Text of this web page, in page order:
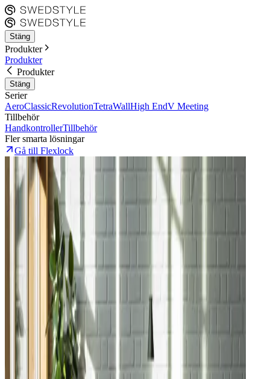
Stäng
Produkter
Produkter
Produkter
Stäng
Serier
AeroClassicRevolutionTetraWallHigh EndV Meeting
Tillbehör
HandkontrollerTillbehör
Fler smarta lösningar
Gå till Flexlock